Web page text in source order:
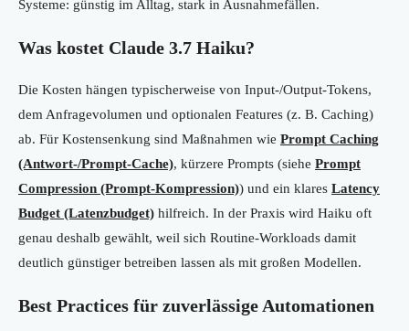
Systeme: günstig im Alltag, stark in Ausnahmefällen.
Was kostet Claude 3.7 Haiku?
Die Kosten hängen typischerweise von Input-/Output-Tokens,
dem Anfragevolumen und optionalen Features (z. B. Caching)
ab. Für Kostensenkung sind Maßnahmen wie Prompt Caching
(Antwort-/Prompt-Cache), kürzere Prompts (siehe Prompt
Compression (Prompt-Kompression)) und ein klares Latency
Budget (Latenzbudget) hilfreich. In der Praxis wird Haiku oft
genau deshalb gewählt, weil sich Routine-Workloads damit
deutlich günstiger betreiben lassen als mit großen Modellen.
Best Practices für zuverlässige Automationen